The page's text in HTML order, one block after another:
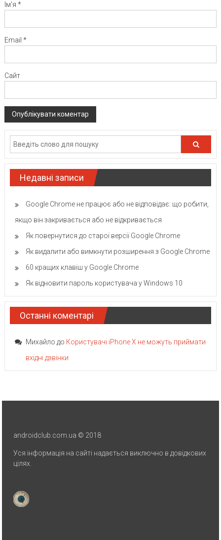
Ім'я *
Email *
Сайт
Недавні записи
Google Chrome не працює або не відповідає: що робити,
якщо він закривається або не відкривається
Як повернутися до старої версії Google Chrome
Як видалити або вимкнути розширення з Google Chrome
60 кращих клавіш у Google Chrome
Як відновити пароль користувача у Windows 10
Останні коментарі
Михайло до Користувачі iPhone X не можуть приймати
вхідні дзвінки
androidclub.com.ua © 2018
Уся інформація на сайті надається виключно в довідкових
цілях.